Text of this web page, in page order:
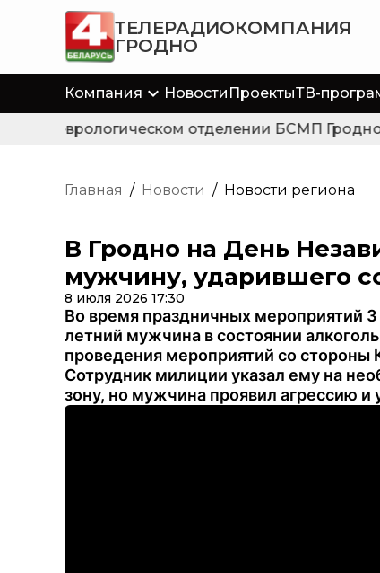
ТЕЛЕРАДИОКОМПАНИЯ
ГРОДНО
Компания Новости ПроектыТВ-
В неврологическом отделении БСМП
Главная / Новости / Новости региона
В Гродно на День
мужчину, ударившего
8 июля 2026 17:30
Во время праздничных мероприятий
летний мужчина в состоянии
проведения мероприятий со
Сотрудник милиции указал ему на
зону, но мужчина проявил агрессию и